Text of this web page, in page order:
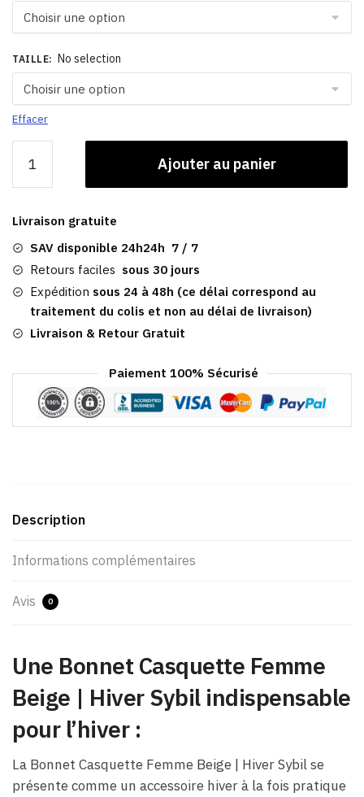
TAILLE: No selection
Effacer
Bonnet
Femme
Beige​
|
Hiver
Sybil
Ajouter au panier
Livraison gratuite
SAV disponible 24h24h 7 / 7
Retours faciles sous 30 jours
Expédition sous 24 à 48h (ce délai correspond au
traitement du colis et non au délai de livraison)
Livraison & Retour Gratuit
Paiement 100% Sécurisé
Description
Informations complémentaires
Avis 0
Une Bonnet Casquette Femme
Beige​ | Hiver Sybil indispensable
pour l’hiver :
La Bonnet Casquette Femme Beige​ | Hiver Sybil se
présente comme un accessoire hiver à la fois pratique